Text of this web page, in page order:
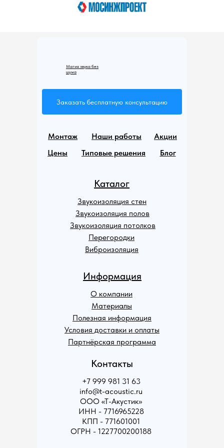
Заказать бесплатную консультацию
Магия звука без
шума
Каталог
Звукоизоляция стен
Звукоизоляция полов
Звукоизоляция потолков
Перегородки
Виброизоляция
Информация
О компании
Материалы
Полезная информация
Условия доставки и оплаты
Партнёрская программа
Контакты
+7 999 981 31 63
info@t-acoustic.ru
ООО «Т-Акустик»
ИНН - 7716965228
КПП - 771601001
ОГРН - 1227700200188
Монтаж Наши работы
Акции
Цены
Типовые решения Блог